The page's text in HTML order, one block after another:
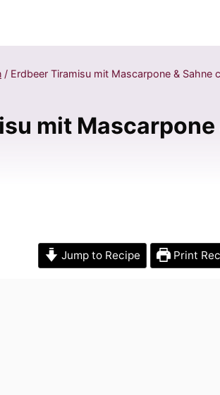
/ Erdbeer Tiramisu mit Mascarpone & Sahne
mit
Jump to Recipe Print